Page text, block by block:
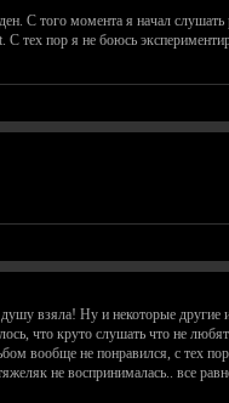
С того момента я начал
тех пор я не боюсь
взяла! Ну и некоторые другие
что круто слушать что не
вообще не понравился, с тех
не воспринималась.. все